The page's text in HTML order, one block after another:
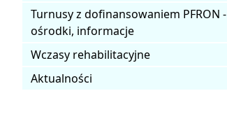
Turnusy z dofinansowaniem PFRON -
ośrodki, informacje
Wczasy rehabilitacyjne
Aktualności